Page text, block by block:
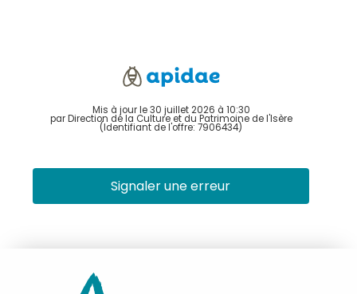
Mis à jour le 30 juillet 2026 à 10:30
par Direction de la Culture et du Patrimoine de l'Isère
(Identifiant de l'offre: 7906434)
Signaler une erreur